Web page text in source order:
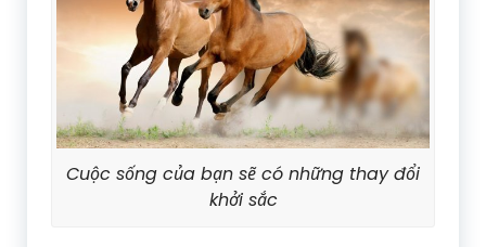
Cuộc sống của bạn sẽ có những thay đổi
khởi sắc